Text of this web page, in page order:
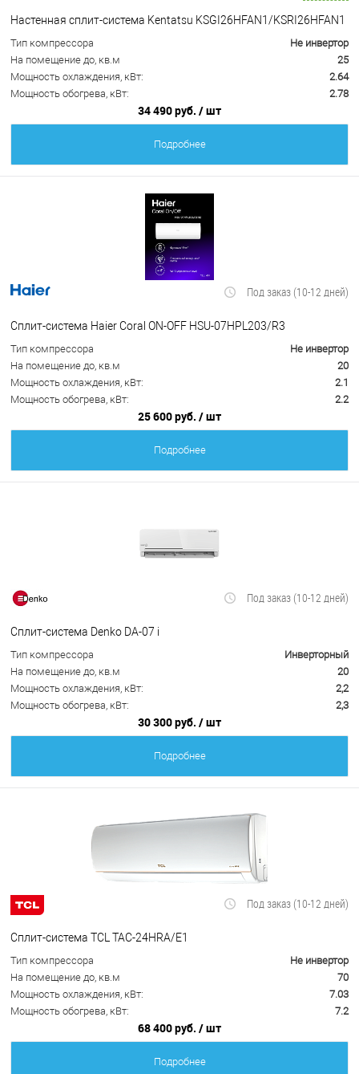
Настенная сплит-система Kentatsu KSGI26HFAN1/KSRI26HFAN1
Тип компрессора
Не инвертор
На помещение до, кв.м
25
Мощность охлаждения, кВт:
2.64
Мощность обогрева, кВт:
2.78
34 490 руб. / шт
Подробнее
Под заказ (10-12 дней)
Сплит-система Haier Coral ON-OFF HSU-07HPL203/R3
Тип компрессора
Не инвертор
На помещение до, кв.м
20
Мощность охлаждения, кВт:
2.1
Мощность обогрева, кВт:
2.2
25 600 руб. / шт
Подробнее
Под заказ (10-12 дней)
Сплит-система Denko DA-07 i
Тип компрессора
Инверторный
На помещение до, кв.м
20
Мощность охлаждения, кВт:
2,2
Мощность обогрева, кВт:
2,3
30 300 руб. / шт
Подробнее
Под заказ (10-12 дней)
Сплит-система TCL TAC-24HRA/E1
Тип компрессора
Не инвертор
На помещение до, кв.м
70
Мощность охлаждения, кВт:
7.03
Мощность обогрева, кВт:
7.2
68 400 руб. / шт
Подробнее